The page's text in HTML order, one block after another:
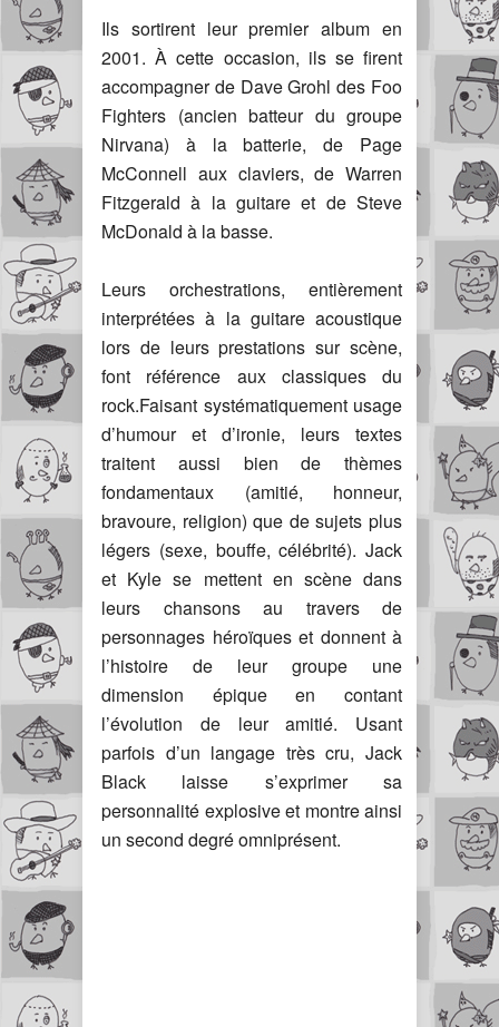
Ils sortirent leur premier album en
2001. À cette occasion, ils se firent
accompagner de Dave Grohl des Foo
Fighters (ancien batteur du groupe
Nirvana) à la batterie, de Page
McConnell aux claviers, de Warren
Fitzgerald à la guitare et de Steve
McDonald à la basse.
Leurs orchestrations, entièrement
interprétées à la guitare acoustique
lors de leurs prestations sur scène,
font référence aux classiques du
rock.Faisant systématiquement usage
d’humour et d’ironie, leurs textes
traitent aussi bien de thèmes
fondamentaux (amitié, honneur,
bravoure, religion) que de sujets plus
légers (sexe, bouffe, célébrité). Jack
et Kyle se mettent en scène dans
leurs chansons au travers de
personnages héroïques et donnent à
l’histoire de leur groupe une
dimension épique en contant
l’évolution de leur amitié. Usant
parfois d’un langage très cru, Jack
Black laisse s’exprimer sa
personnalité explosive et montre ainsi
un second degré omniprésent.